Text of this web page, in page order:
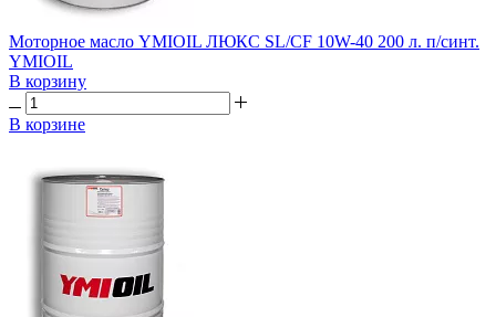
Моторное масло YMIOIL ЛЮКС SL/CF 10W-40 200 л. п/синт.
YMIOIL
В корзину
В корзине